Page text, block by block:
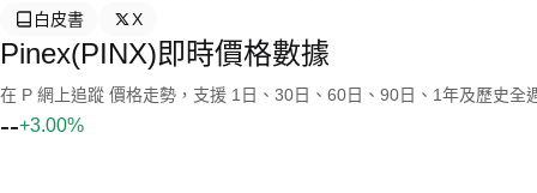
白皮書
X
Pinex(PINX)即時價格數據
在 P 網上追蹤 價格走勢，支援 1日、30日、60日、90日、1年及歷史全
--+3.00%